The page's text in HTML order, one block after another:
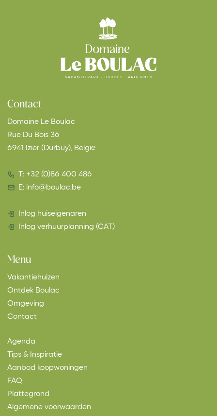
Contact
Domaine Le Boulac
Rue Du Bois 36
6941 Izier (Durbuy), België
T: +32 (0)86 400 486
E: info@boulac.be
Inlog huiseigenaren
Inlog verhuurplanning (CAT)
Menu
Vakantiehuizen
Ontdek Boulac
Omgeving
Contact
Agenda
Tips & Inspiratie
Aanbod koopwoningen
FAQ
Plattegrond
Algemene voorwaarden